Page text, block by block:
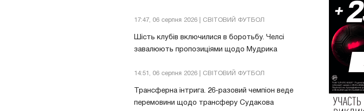
17:47, 06 серпня 2026 | СВІТОВИЙ ФУТБОЛ
Шість клубів включилися в боротьбу. Челсі
завалюють пропозиціями щодо Мудрика
14:51, 06 серпня 2026 | СВІТОВИЙ ФУТБОЛ
Трансферна інтрига. 26-разовий чемпіон веде
перемовини щодо трансферу Судакова